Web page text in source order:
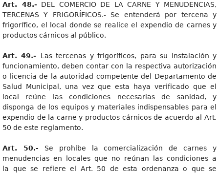
Art. 48.- DEL COMERCIO DE LA CARNE Y MENUDENCIAS,
TERCENAS Y FRIGORÍFICOS.- Se entenderá por tercena y
frigorífico, el local donde se realice el expendio de carnes y
productos cárnicos al público.
Art. 49.- Las tercenas y frigoríficos, para su instalación y
funcionamiento, deben contar con la respectiva autorización
o licencia de la autoridad competente del Departamento de
Salud Municipal, una vez que esta haya verificado que el
local reúne las condiciones necesarias de sanidad, y
disponga de los equipos y materiales indispensables para el
expendio de la carne y productos cárnicos de acuerdo al Art.
50 de este reglamento.
Art. 50.- Se prohíbe la comercialización de carnes y
menudencias en locales que no reúnan las condiciones a
la que se refiere el Art. 50 de esta ordenanza o que se